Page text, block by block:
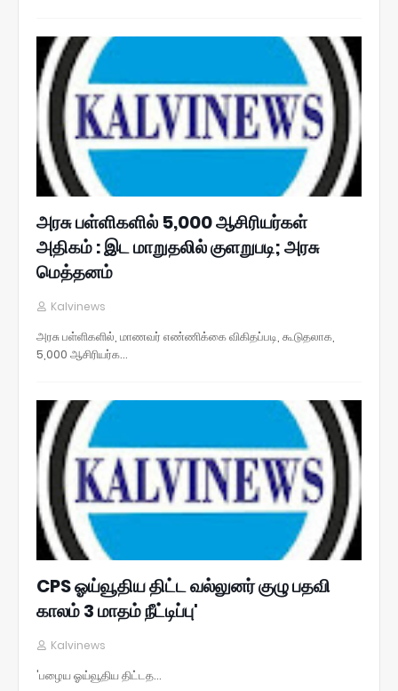
அரசு பள்ளிகளில் 5,000 ஆசிரியர்கள்
அதிகம் : இட மாறுதலில் குளறுபடி; அரசு
மெத்தனம்
Kalvinews
அரசு பள்ளிகளில், மாணவர் எண்ணிக்கை விகிதப்படி, கூடுதலாக,
5,000 ஆசிரியர்க…
CPS ஓய்வூதிய திட்ட வல்லுனர் குழு பதவி
காலம் 3 மாதம் நீட்டிப்பு'
Kalvinews
'பழைய ஓய்வூதிய திட்டத…